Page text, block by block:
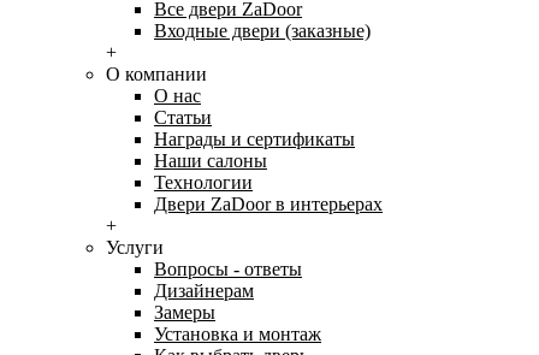
Все двери ZaDoor
Входные двери (заказные)
+
О компании
О нас
Статьи
Награды и сертификаты
Наши салоны
Технологии
Двери ZaDoor в интерьерах
+
Услуги
Вопросы - ответы
Дизайнерам
Замеры
Установка и монтаж